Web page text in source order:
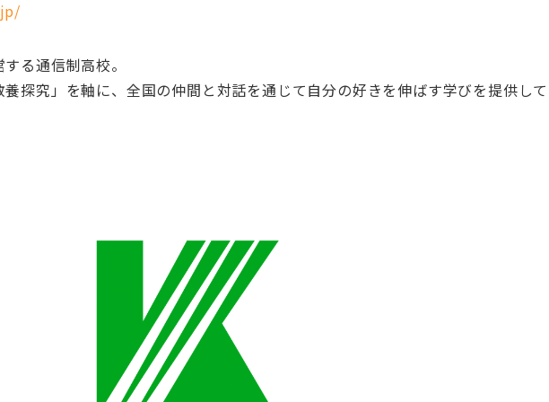
る通信制高校。
探究」を軸に、全国の仲間と対話を通じて自分の好きを伸ばす学びを提供し